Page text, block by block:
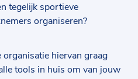
tegelijk sportieve
organiseren?
hiervan graag
tools in huis om van jouw